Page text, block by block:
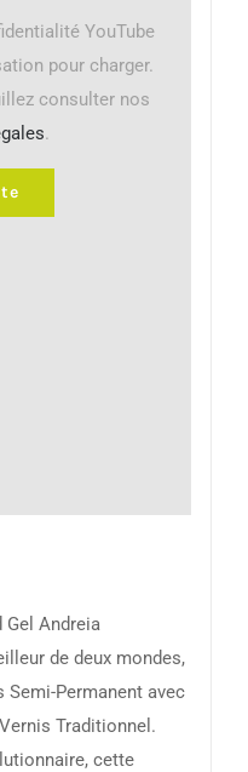
YouTube
pour charger.
consulter nos
.
Gel Andreia
de deux mondes,
Permanent avec
Traditionnel.
cette